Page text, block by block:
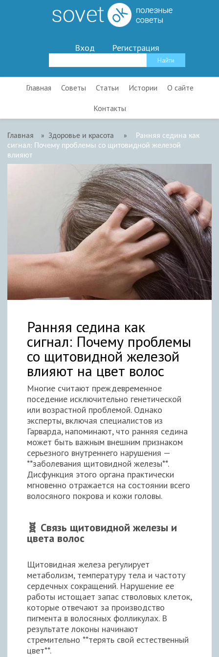
Вход Регистрация
Главная Советы Статьи Истории О сайте
Контакты
Главная » Здоровье и красота »
Ранняя седина как
сигнал: Почему проблемы со щитовидной железой
влияют
Ранняя седина как
сигнал: Почему проблемы
со щитовидной железой
влияют на цвет волос
Многие считают преждевременное
поседение исключительно генетической
или возрастной проблемой. Однако
эксперты, включая специалистов из
Гарварда, напоминают, что ранняя седина
может быть важным внешним признаком
серьезного внутреннего нарушения —
**заболевания щитовидной железы**.
Дисфункция этого органа практически
мгновенно отражается на состоянии всего
волосяного покрова и кожи головы.
🧬 Связь щитовидной железы и
цвета волос
Щитовидная железа регулирует
метаболизм, температуру тела и частоту
сердечных сокращений. Нарушение ее
работы истощает запас стволовых клеток,
которые отвечают за производство
пигмента в волосяных фолликулах. В
результате локоны начинают
стремительно **терять свой естественный
цвет**.